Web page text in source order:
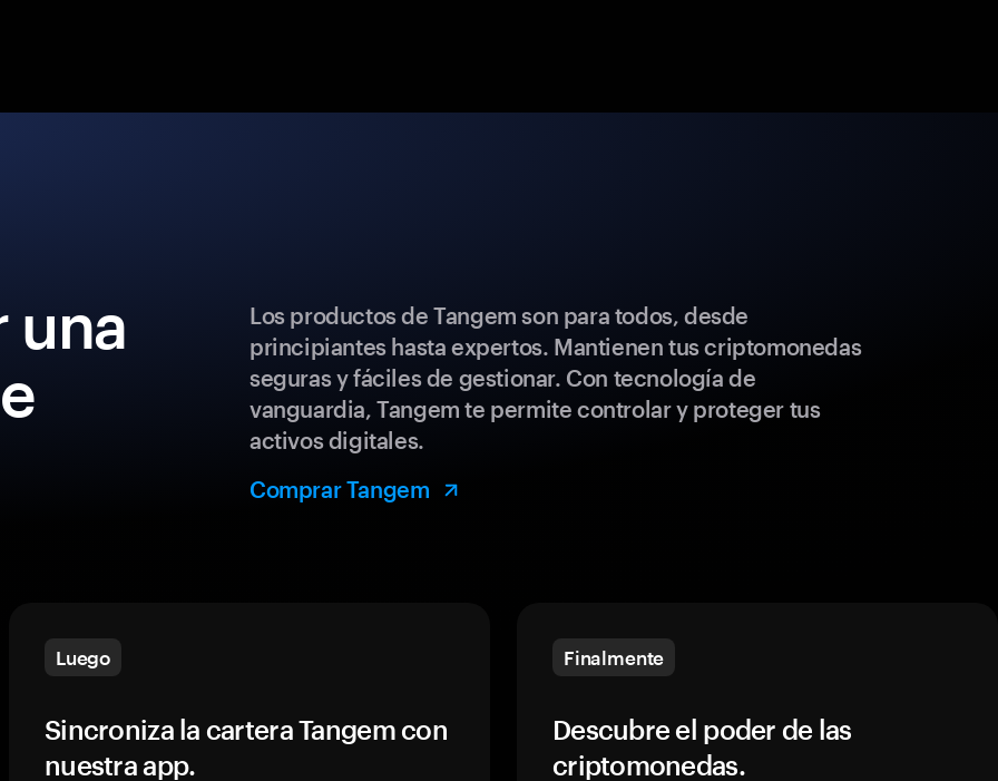
una
Los productos de Tangem son para todos, desde
principiantes hasta expertos. Mantienen tus criptomonedas
seguras y fáciles de gestionar. Con tecnología de
vanguardia, Tangem te permite controlar y proteger tus
activos digitales.
Comprar Tangem
Luego
Sincroniza la cartera Tangem con
nuestra app.
Finalmente
Descubre el poder de las
criptomonedas.